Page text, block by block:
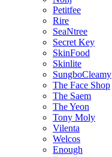
Petitfee
Rire
SeaNtree
Secret Key
SkinFood
Skinlite
SungboCleamy
The Face Shop
The Saem
The Yeon
Tony Moly
Vilenta
Welcos
Enough